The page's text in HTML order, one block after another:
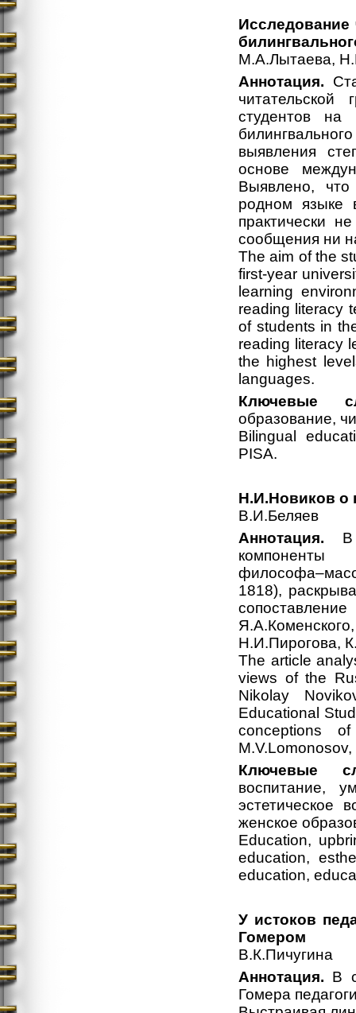
Исследование
М.А.Лытаева,
Аннотация.
студентов
выявления
основе
Выявлено, что
родном языке
практически
сообщения ни
The aim of the
first-year
learning
reading literacy
of students in
reading literacy
the highest
languages.
Ключевые
образование,
Bilingual
PISA.
Н.И.Новиков о
В.И.Беляев
Аннотация. В
компоненты
1818),
Н.И.Пирогова,
The article
views of the
Nikolay
Educational
conceptions
Ключевые
воспитание,
эстетическое
женское
Education,
education,
education,
У истоков
Гомером
В.К.Пичугина
Аннотация. В
Гомера